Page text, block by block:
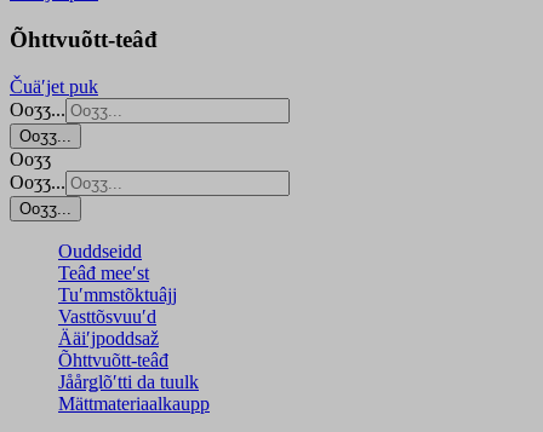
Õhttvuõtt-teâđ
Čuäʹjet puk
Ooʒʒ...
Ooʒʒ...
Ooʒʒ
Ooʒʒ...
Ooʒʒ...
Ouddseidd
Teâđ meeʹst
Tuʹmmstõktuâjj
Vasttõsvuuʹd
Ääiʹjpoddsaž
Õhttvuõtt-teâđ
Jåårǥlõʹtti da tuulk
Mättmateriaalkaupp